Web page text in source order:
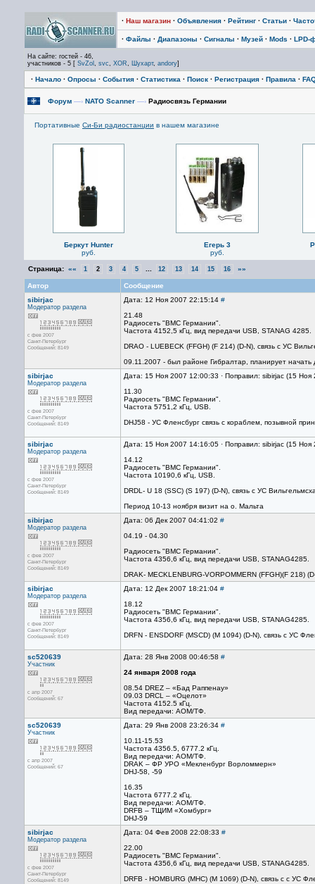
· Наш магазин · Объявления · Рейтинг · Статьи ·
· Файлы · Диапазоны · Сигналы · Музей · Mods · LPD-
На сайте: гостей - 46,
участников - 5 [ SvZol , svc, XOR, Шухарт, andory]
· Начало · Опросы · События · Статистика · Поиск · Регистрация · Правила ·
Форум —› NATO Scanner —› Радиосвязь Германии
Портативные Си-Би радиостанции в нашем магазине
Беркут Hunter
руб.
Егерь 3
руб.
Страница: «« 1 2 3 4 5 12 13 14 15 16 »»
Автор
Сообщение
sibirjac
Модератор раздела
с фев 2007
Санкт-Петербург
Сообщений: 8149
Дата: 12 Ноя 2007 22:15:14 #
21.48
Радиосеть "ВМС Германии".
Частота 4152,5 кГц, вид передачи USB, STANAG 4285.
DRAO - LUEBECK (FFGH) (F 214) (D-N), связь с УС
09.11.2007 - был районе Гибралтар, планирует
sibirjac
Модератор раздела
с фев 2007
Санкт-Петербург
Сообщений: 8149
Дата: 15 Ноя 2007 12:00:33 · Поправил: sibirjac (15
11.30
Радиосеть "ВМС Германии".
Частота 5751,2 кГц, USB.
DHJ58 - УС Фленсбург связь с кораблем, позывной
sibirjac
Модератор раздела
с фев 2007
Санкт-Петербург
Сообщений: 8149
Дата: 15 Ноя 2007 14:16:05 · Поправил: sibirjac (15
14.12
Радиосеть "ВМС Германии".
Частота 10190,6 кГц, USB.
DRDL- U 18 (SSC) (S 197) (D-N), связь с УС
Период 10-13 ноября визит на о. Мальта
sibirjac
Модератор раздела
с фев 2007
Санкт-Петербург
Сообщений: 8149
Дата: 06 Дек 2007 04:41:02 #
04.19 - 04.30
Радиосеть "ВМС Германии".
Частота 4356,6 кГц, вид передачи USB, STANAG4285.
DRAK- MECKLENBURG-VORPOMMERN (FFGH)(F 218)
sibirjac
Модератор раздела
с фев 2007
Санкт-Петербург
Сообщений: 8149
Дата: 12 Дек 2007 18:21:04 #
18.12
Радиосеть "ВМС Германии".
Частота 4356,6 кГц, вид передачи USB, STANAG4285.
DRFN - ENSDORF (MSCD) (M 1094) (D-N), связь с УС
sc520639
Участник
с апр 2007
Сообщений: 67
Дата: 28 Янв 2008 00:46:58 #
24 января 2008 года
08.54 DREZ – «Бад Раппенау»
09.03 DRCL – «Оцелот»
Частота 4152.5 кГц.
Вид передачи: АОМ/ТФ.
sc520639
Участник
с апр 2007
Сообщений: 67
Дата: 29 Янв 2008 23:26:34 #
10.11-15.53
Частота 4356.5, 6777.2 кГц.
Вид передачи: АОМ/ТФ.
DRAK – ФР УРО «Мекленбург Ворломмерн»
DHJ-58, -59
16.35
Частота 6777.2 кГц.
Вид передачи: АОМ/ТФ.
DRFB – ТЩИМ «Хомбург»
DHJ-59
sibirjac
Модератор раздела
с фев 2007
Санкт-Петербург
Сообщений: 8149
Дата: 04 Фев 2008 22:08:33 #
22.00
Радиосеть "ВМС Германии".
Частота 4356,6 кГц, вид передачи USB, STANAG4285.
DRFB - HOMBURG (MHC) (M 1069) (D-N), связь с с УС